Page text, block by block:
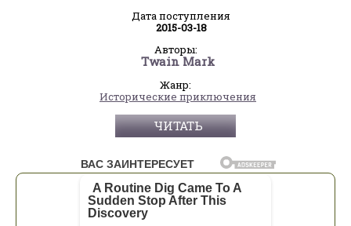
Дата поступления
2015-03-18
Авторы:
Twain Mark
Жанр:
Исторические приключения
ЧИТАТЬ